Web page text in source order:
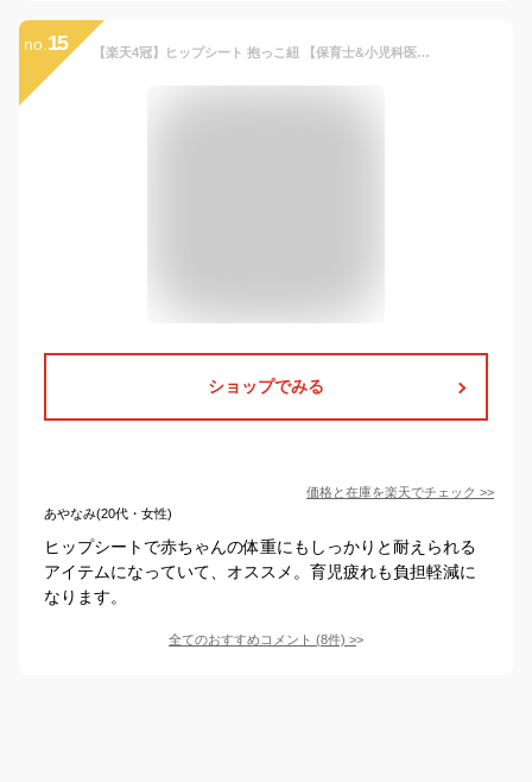
no. 15 【楽天4冠】ヒップシート 抱っこ紐 【保育士&小児科医W推薦】 補助ベルト有り 肩紐有り 抱っこひも キャリア ウエストポーチ ベビーキャリア 軽量 コンパクト 20kgまで Lauce(ラウチェ) オムツ お尻拭き ベビー用品 収納ポケット 赤ちゃん ギフト 【送料無料】
ショップでみる
価格と在庫を楽天でチェック >>
あやなみ(20代・女性)
ヒップシートで赤ちゃんの体重にもしっかりと耐えられる
アイテムになっていて、オススメ。育児疲れも負担軽減に
なります。
全てのおすすめコメント (8件) >